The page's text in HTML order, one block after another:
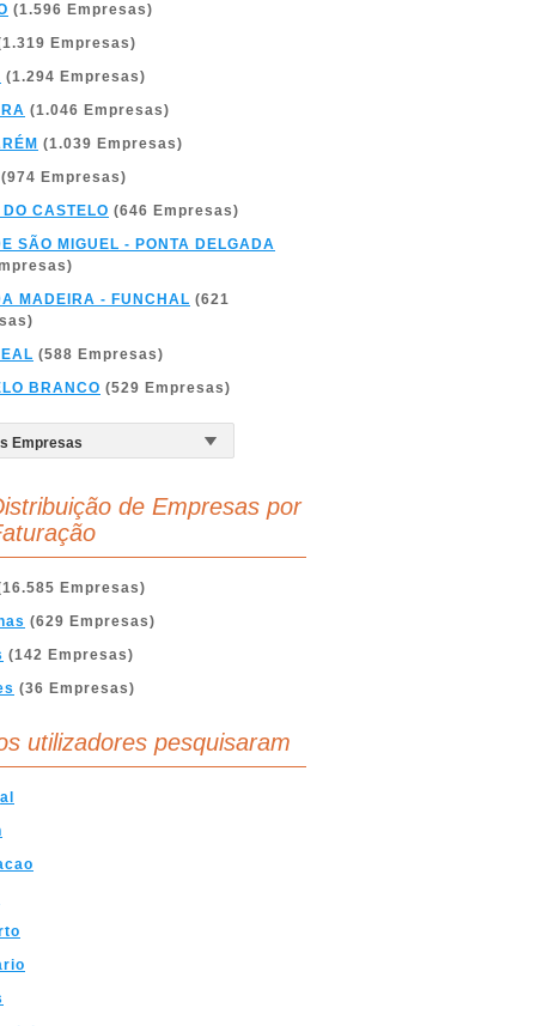
(1.596 Empresas)
Empresas)
(1.294 Empresas)
(1.046 Empresas)
(1.039 Empresas)
(974 Empresas)
CASTELO (646 Empresas)
SÃO MIGUEL - PONTA DELGADA
MADEIRA - FUNCHAL (621
(588 Empresas)
BRANCO (529 Empresas)
de Empresas por
Empresas)
(629 Empresas)
(142 Empresas)
(36 Empresas)
utilizadores pesquisaram